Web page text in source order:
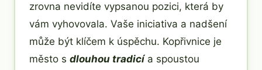
zrovna nevidíte vypsanou pozici, která by
vám vyhovovala. Vaše iniciativa a nadšení
může být klíčem k úspěchu. Kopřivnice je
město s dlouhou tradicía spoustou